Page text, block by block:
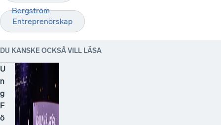
Entreprenörskap
Bergström
DU KANSKE OCKSÅ VILL LÄSA
U
n
g
F
ö